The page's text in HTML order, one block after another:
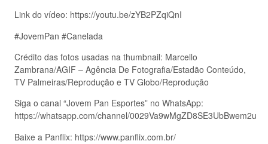
Link do vídeo: https://youtu.be/zYB2PZqiQnI
#JovemPan #Canelada
Crédito das fotos usadas na thumbnail: Marcello
Zambrana/AGIF – Agência De Fotografia/Estadão Conteúdo,
TV Palmeiras/Reprodução e TV Globo/Reprodução
Siga o canal “Jovem Pan Esportes” no WhatsApp:
https://whatsapp.com/channel/0029Va9wMgZD8SE3UbBwem2u
Baixe a Panflix: https://www.panflix.com.br/